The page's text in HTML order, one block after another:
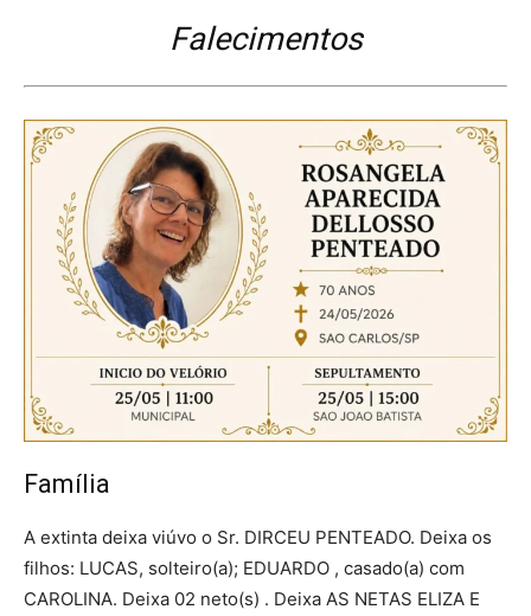
Falecimentos
Família
A extinta deixa viúvo o Sr. DIRCEU PENTEADO. Deixa os
filhos: LUCAS, solteiro(a); EDUARDO , casado(a) com
CAROLINA. Deixa 02 neto(s) . Deixa AS NETAS ELIZA E